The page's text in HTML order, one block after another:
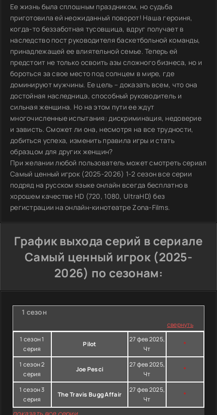
Ее жизнь была сплошным праздником, но судьба
приготовила ей неожиданный поворот! Наша героиня,
когда-то беззаботная тусовщица, вдруг получает в
наследство пост руководителя баскетбольной команды,
принадлежащей ее влиятельной семье. Теперь ей
предстоит не только освоить азы сложного бизнеса, но и
бороться за свое место под солнцем в мире, где
доминируют мужчины. Ее цель – доказать всем, что она
достойная наследница, способный руководитель и
сильная женщина. Но на этом пути ее ждут
многочисленные испытания: дискриминация, недоверие
и зависть. Сможет ли она, несмотря на все трудности,
добиться успеха, изменить правила игры и стать
образцом для других женщин?
При желании любой пользователь может смотреть сериал
Самый ценный игрок (2025-2026) 1-2 сезон все серии
подряд на русском языке онлайн всегда бесплатно в
хорошем качестве HD (720, 1080, UltraHD) без
регистрации на онлайн-кинотеатре Zona-Films.
График выхода серий в сериале
Самый ценный игрок (2025-
2026) по сезонам:
1 сезон
свернуть
1 сезон 1
серия
Pilot
27 фев 2025,
Чт
*
1 сезон 2
серия
Joe Pesci
27 фев 2025,
Чт
*
1 сезон 3
серия
The Travis Bugg Affair
27 фев 2025,
Чт
*